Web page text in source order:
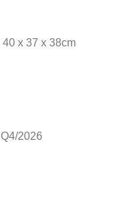
40 x 37 x 38cm
Q4/2026